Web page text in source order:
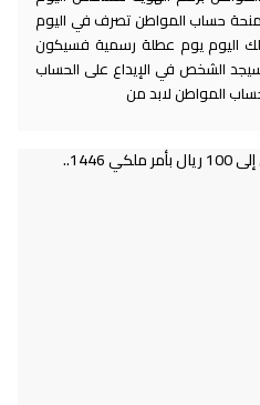
حساب المواطن تصرف في اليوم
اليوم يوم عطلة رسمية فسيكون
الشخص في الإيداع على الحساب
المواطن لابد من